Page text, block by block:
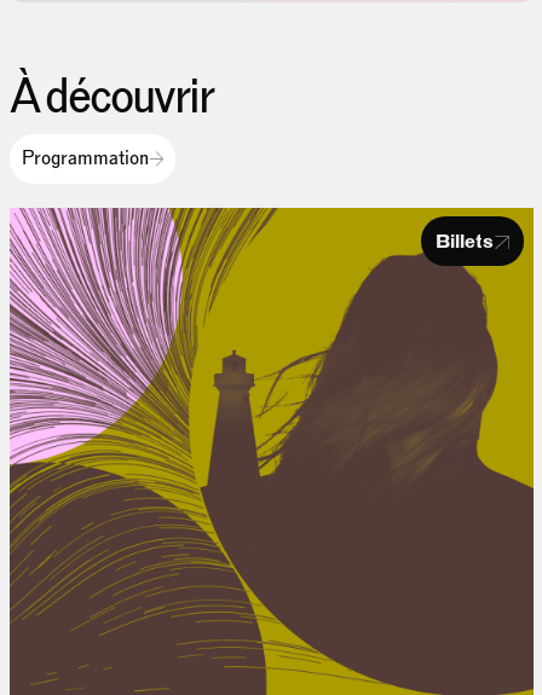
À découvrir
Programmation
Billets